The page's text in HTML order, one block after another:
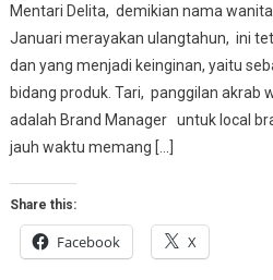
Mentari Delita, demikian nama
Januari merayakan ulangtahun, ini
dan yang menjadi keinginan, yaitu
bidang produk. Tari, panggilan akrab
adalah Brand Manager untuk local
jauh waktu memang […]
Share this:
Facebook X